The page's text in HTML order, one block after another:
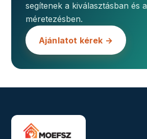
segítenek a kiválasztásban és a
méretezésben.
Ajánlatot kérek →